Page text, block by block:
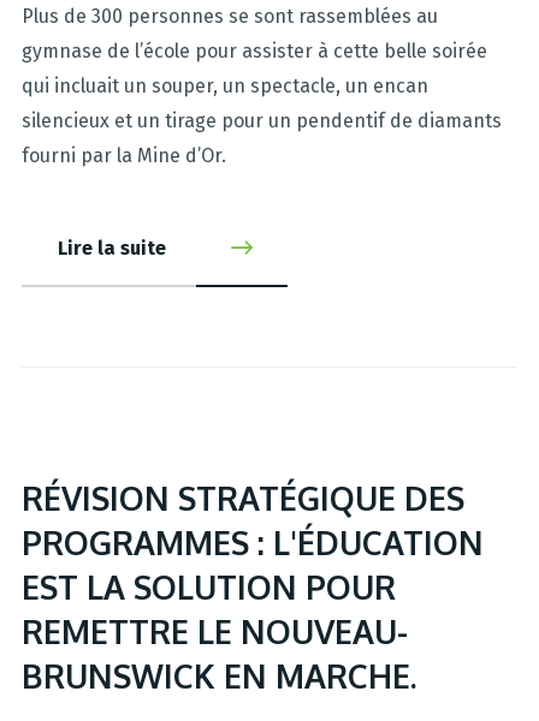
Plus de 300 personnes se sont rassemblées au
gymnase de l’école pour assister à cette belle soirée
qui incluait un souper, un spectacle, un encan
silencieux et un tirage pour un pendentif de diamants
fourni par la Mine d’Or.
Lire la suite
RÉVISION STRATÉGIQUE DES
PROGRAMMES : L'ÉDUCATION
EST LA SOLUTION POUR
REMETTRE LE NOUVEAU-
BRUNSWICK EN MARCHE.